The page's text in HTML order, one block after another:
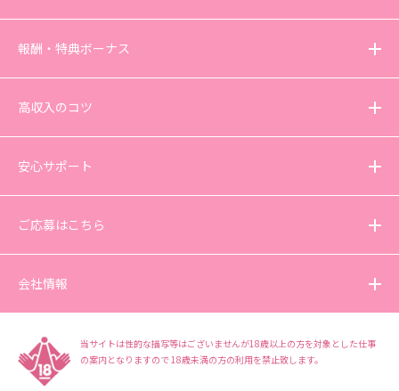
報酬・特典ボーナス
高収入のコツ
安心サポート
ご応募はこちら
会社情報
当サイトは性的な描写等はございませんが18歳以上の方を対象とした仕事
の案内となりますので18歳未満の方の利用を禁止致します。